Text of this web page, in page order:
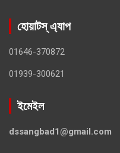
হোয়াটস্ এ্যাপ
01646-370872
01939-300621
ইমেইল
dssangbad1@gmail.com